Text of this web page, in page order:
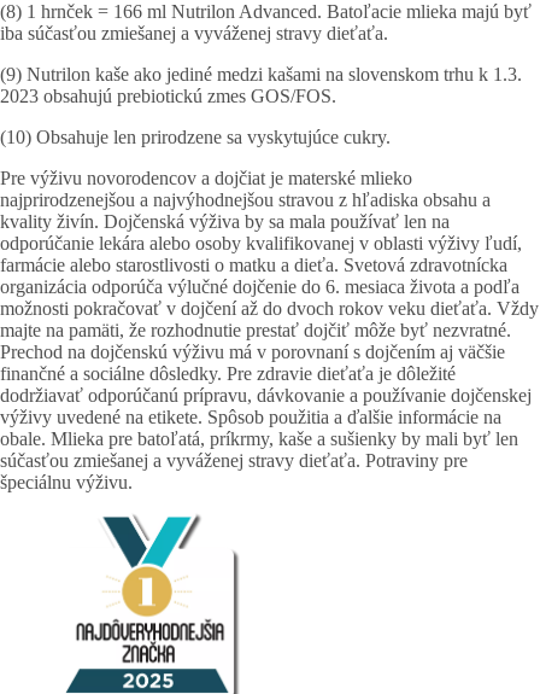
(8) 1 hrnček = 166 ml Nutrilon Advanced. Batoľacie mlieka majú byť
iba súčasťou zmiešanej a vyváženej stravy dieťaťa.
(9) Nutrilon kaše ako jediné medzi kašami na slovenskom trhu k 1.3.
2023 obsahujú prebiotickú zmes GOS/FOS.
(10) Obsahuje len prirodzene sa vyskytujúce cukry.
Pre výživu novorodencov a dojčiat je materské mlieko
najprirodzenejšou a najvýhodnejšou stravou z hľadiska obsahu a
kvality živín. Dojčenská výživa by sa mala používať len na
odporúčanie lekára alebo osoby kvalifikovanej v oblasti výživy ľudí,
farmácie alebo starostlivosti o matku a dieťa. Svetová zdravotnícka
organizácia odporúča výlučné dojčenie do 6. mesiaca života a podľa
možnosti pokračovať v dojčení až do dvoch rokov veku dieťaťa. Vždy
majte na pamäti, že rozhodnutie prestať dojčiť môže byť nezvratné.
Prechod na dojčenskú výživu má v porovnaní s dojčením aj väčšie
finančné a sociálne dôsledky. Pre zdravie dieťaťa je dôležité
dodržiavať odporúčanú prípravu, dávkovanie a používanie dojčenskej
výživy uvedené na etikete. Spôsob použitia a ďalšie informácie na
obale. Mlieka pre batoľatá, príkrmy, kaše a sušienky by mali byť len
súčasťou zmiešanej a vyváženej stravy dieťaťa. Potraviny pre
špeciálnu výživu.